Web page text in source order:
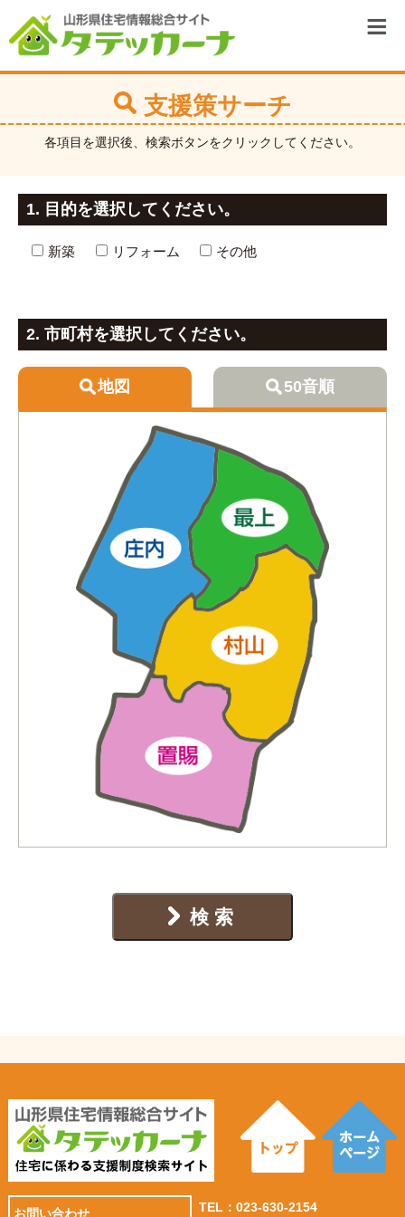
支援策サーチ
各項目を選択後、検索ボタンをクリックしてください。
1. 目的を選択してください。
新築 リフォーム その他
2. 市町村を選択してください。
地図 50音順
お問い合わせ TEL：023-630-2154